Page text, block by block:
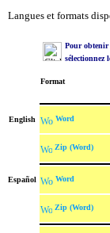
Langues et formats
Pour obtenir
sélectionnez
Format
English Word
Zip (Word)
Español Word
Zip (Word)